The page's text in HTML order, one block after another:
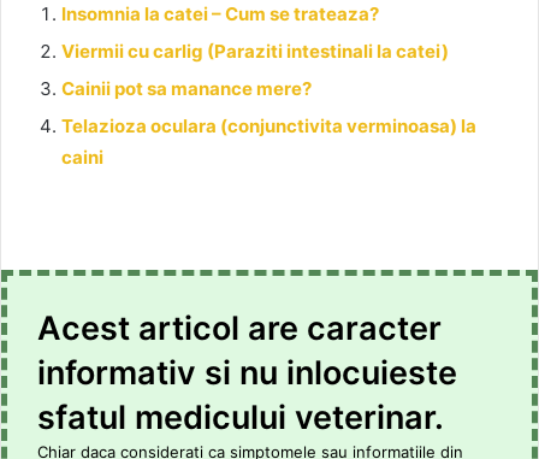
Insomnia la catei – Cum se trateaza?
Viermii cu carlig (Paraziti intestinali la catei)
Cainii pot sa manance mere?
Telazioza oculara (conjunctivita verminoasa) la
caini
Acest articol are caracter
informativ si nu inlocuieste
sfatul medicului veterinar.
Chiar daca considerati ca simptomele sau informatiile din